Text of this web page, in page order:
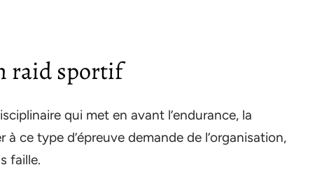
raid sportif
qui met en avant l’endurance, la
ce type d’épreuve demande de l’organisation,
faille.